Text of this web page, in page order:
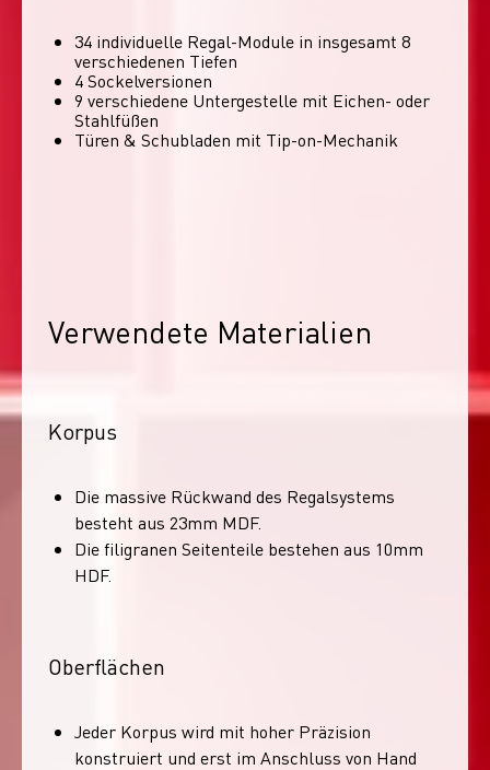
34 individuelle Regal-Module​ in insgesamt 8
verschiedenen Tiefen
4 Sockelversionen​
9 verschiedene Untergestelle mit Eichen- oder
Stahlfüßen
Türen & Schubladen mit Tip-on-Mechanik
Verwendete Materialien
Korpus
Die massive Rückwand des Regalsystems
besteht aus 23mm MDF.
Die filigranen Seitenteile bestehen aus 10mm
HDF.
Oberflächen
Jeder Korpus wird mit hoher Präzision
konstruiert und erst im Anschluss von Hand